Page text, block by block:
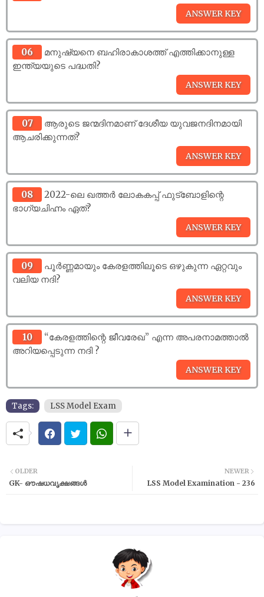
06
മനുഷ്യനെ ബഹിരാകാശത്ത് എത്തിക്കാനുള്ള
ഇന്ത്യയുടെ പദ്ധതി?
07
ആരുടെ ജന്മദിനമാണ് ദേശീയ യുവജനദിനമായി
ആചരിക്കുന്നത്?
08
2022-ലെ ഖത്തർ ലോകകപ്പ് ഫുട്‍ബോളിന്റെ
ഭാഗ്യചിഹ്നം ഏത്?
09
പൂർണ്ണമായും കേരളത്തിലൂടെ ഒഴുകുന്ന ഏറ്റവും
വലിയ നദി?
10
“കേരളത്തിന്റെ ജീവരേഖ” എന്ന അപരനാമത്താൽ
അറിയപ്പെടുന്ന നദി ?
Tags: LSS Model Exam
NEWER
LSS Model Examination - 236
OLDER
GK- ഔഷധവൃക്ഷങ്ങൾ